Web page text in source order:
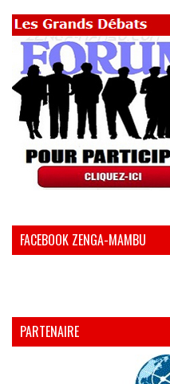
FACEBOOK ZENGA-MAMBU
PARTENAIRE